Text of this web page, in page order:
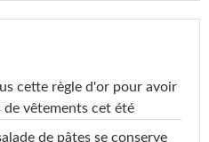
cette règle d'or pour avoir
de vêtements cet été
de pâtes se conserve